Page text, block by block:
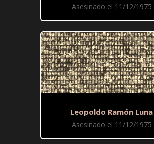
Asesinado el 11/12/1975
Leopoldo Ramón Luna
Asesinado el 11/12/1975